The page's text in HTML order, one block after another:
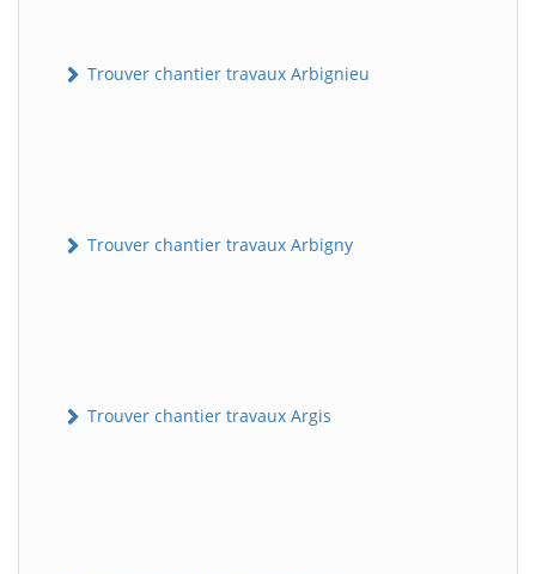
Trouver chantier travaux Arbignieu
Trouver chantier travaux Arbigny
Trouver chantier travaux Argis